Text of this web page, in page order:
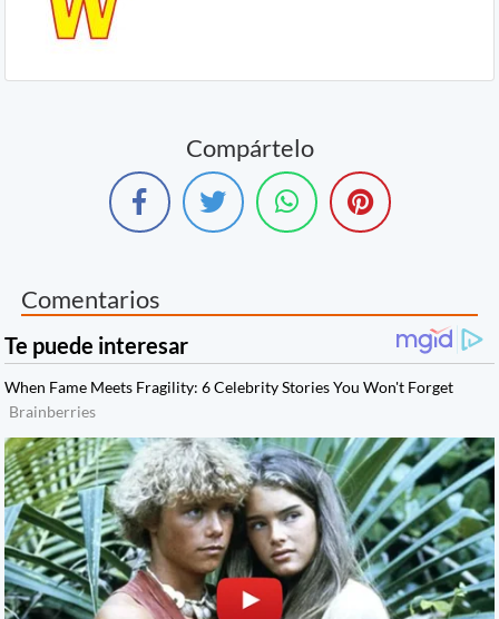
Compártelo
Comentarios